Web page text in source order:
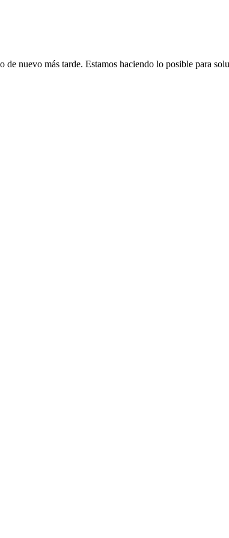
nuevo más tarde. Estamos haciendo lo posible para